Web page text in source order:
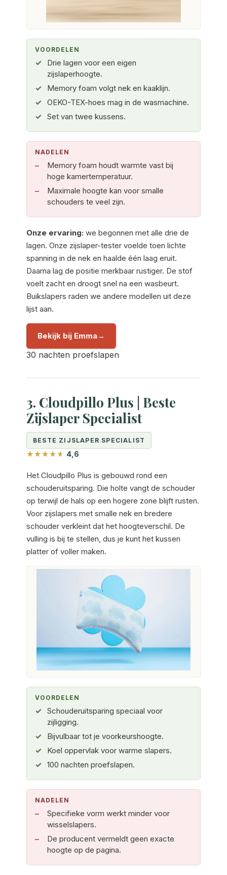
VOORDELEN
Drie lagen voor een eigen
zijslaperhoogte.
Memory foam volgt nek en kaaklijn.
OEKO-TEX-hoes mag in de wasmachine.
Set van twee kussens.
NADELEN
Memory foam houdt warmte vast bij
hoge kamertemperatuur.
Maximale hoogte kan voor smalle
schouders te veel zijn.
Onze ervaring: we begonnen met alle drie de
lagen. Onze zijslaper-tester voelde toen lichte
spanning in de nek en haalde één laag eruit.
Daarna lag de positie merkbaar rustiger. De stof
voelt zacht en droogt snel na een wasbeurt.
Buikslapers raden we andere modellen uit deze
lijst aan.
Bekijk bij Emma
30 nachten proefslapen
3. Cloudpillo Plus | Beste
Zijslaper Specialist
BESTE ZIJSLAPER SPECIALIST
4,6
Het Cloudpillo Plus is gebouwd rond een
schouderuitsparing. Die holte vangt de schouder
op terwijl de hals op een hogere zone blijft rusten.
Voor zijslapers met smalle nek en bredere
schouder verkleint dat het hoogteverschil. De
vulling is bij te stellen, dus je kunt het kussen
platter of voller maken.
VOORDELEN
Schouderuitsparing speciaal voor
zijligging.
Bijvulbaar tot je voorkeurshoogte.
Koel oppervlak voor warme slapers.
100 nachten proefslapen.
NADELEN
Specifieke vorm werkt minder voor
wisselslapers.
De producent vermeldt geen exacte
hoogte op de pagina.